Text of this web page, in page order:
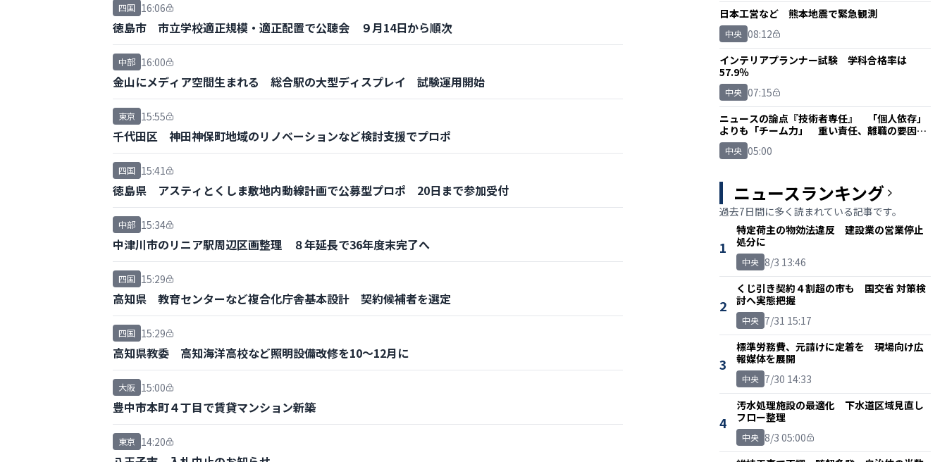
四国 16:06
徳島市 市立学校適正規模・適正配置で公聴会 ９月14日から順次
中部 16:00
金山にメディア空間生まれる 総合駅の大型ディスプレイ 試験運用開始
東京 15:55
千代田区 神田神保町地域のリノベーションなど検討支援でプロポ
四国 15:41
徳島県 アスティとくしま敷地内動線計画で公募型プロポ 20日まで参加受付
中部 15:34
中津川市のリニア駅周辺区画整理 ８年延長で36年度末完了へ
四国 15:29
高知県 教育センターなど複合化庁舎基本設計 契約候補者を選定
四国 15:29
高知県教委 高知海洋高校など照明設備改修を10～12月に
大阪 15:00
豊中市本町４丁目で賃貸マンション新築
東京 14:20
日本工営など 熊本地震で緊急観測
中央 08:12
インテリアプランナー試験 学科合格率は
57.9％
中央 07:15
ニュースの論点『技術者専任』 「個人依存」
よりも「チーム力」 重い責任、離職の要因に
も
中央 05:00
ニュースランキング
過去7日間に多く読まれている記事です。
1
特定荷主の物効法違反 建設業の営業停止
処分に
中央 8/3 13:46
2
くじ引き契約４割超の市も 国交省 対策検
討へ実態把握
中央 7/31 15:17
3
標準労務費、元請けに定着を 現場向け広
報媒体を展開
中央 7/30 14:33
4
汚水処理施設の最適化 下水道区域見直し
フロー整理
中央 8/3 05:00